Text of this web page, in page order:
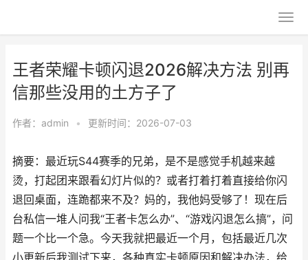
王者荣耀卡顿闪退2026解决方法 别再
信那些没用的土方子了
作者： admin • 更新时间：2026-07-03
摘要：最近玩S44赛季的兄弟，是不是感觉手机越来越
烫，打起团来跟看幻灯片似的？或者打着打着直接给你闪
退回桌面，连跪都来不及？妈的，我他妈受够了！现在后
台私信一堆人问我“王者卡怎么办”、“游戏闪退怎么搞”，问
题一个比一个急。今天我就把最近一个月，包括最近几次